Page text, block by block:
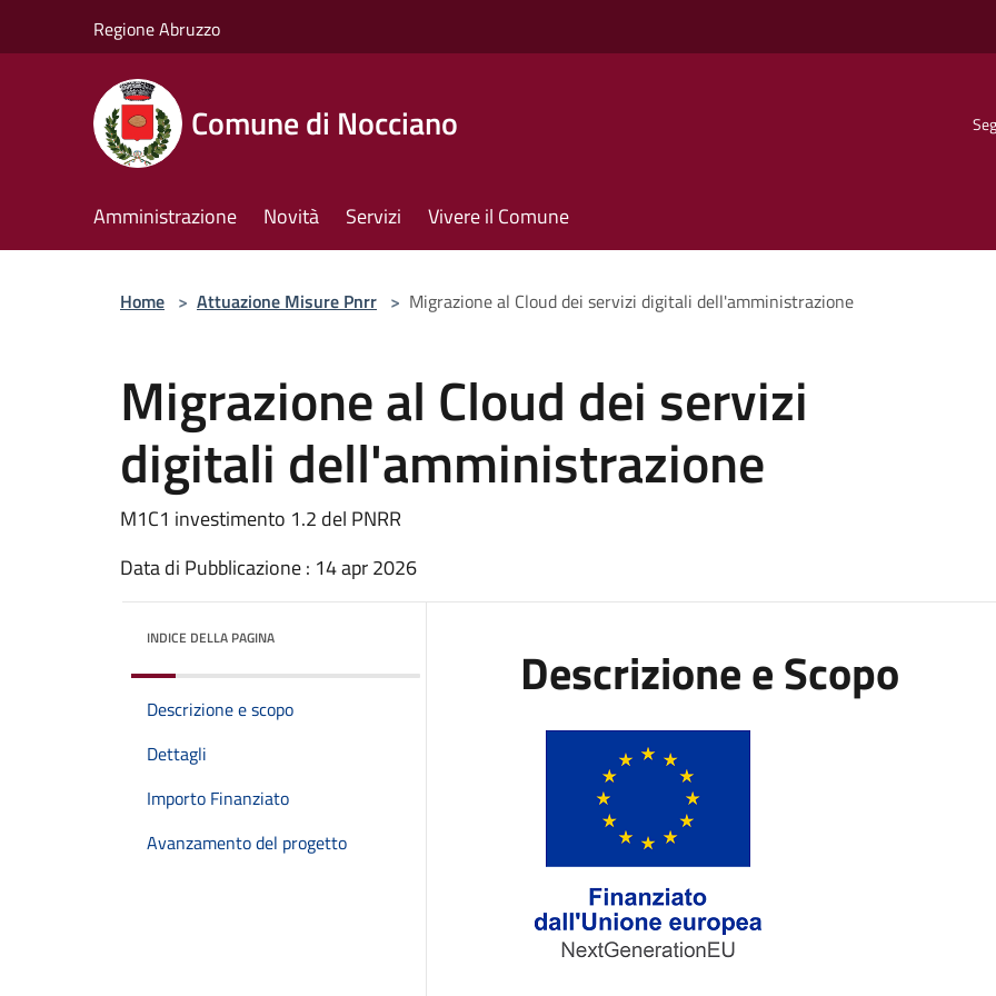
Regione Abruzzo
Comune di Nocciano
Amministrazione Novità Servizi Vivere il Comune
Home > Attuazione Misure Pnrr > Migrazione al Cloud dei servizi digitali dell'amministrazione
Migrazione al Cloud dei servizi
digitali dell'amministrazione
M1C1 investimento 1.2 del PNRR
Data di Pubblicazione : 14 apr 2026
INDICE DELLA PAGINA
Descrizione e scopo
Dettagli
Importo Finanziato
Avanzamento del progetto
Descrizione e Scopo